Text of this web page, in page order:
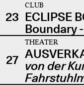
23
CLUB
ECLIPSE
Boundary
27
THEATER
von der